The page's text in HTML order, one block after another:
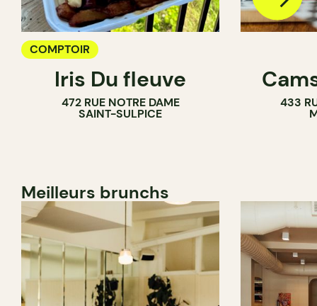
COMPTOIR
Iris Du fleuve
472 RUE NOTRE DAME
SAINT-SULPICE
433
Meilleurs brunchs